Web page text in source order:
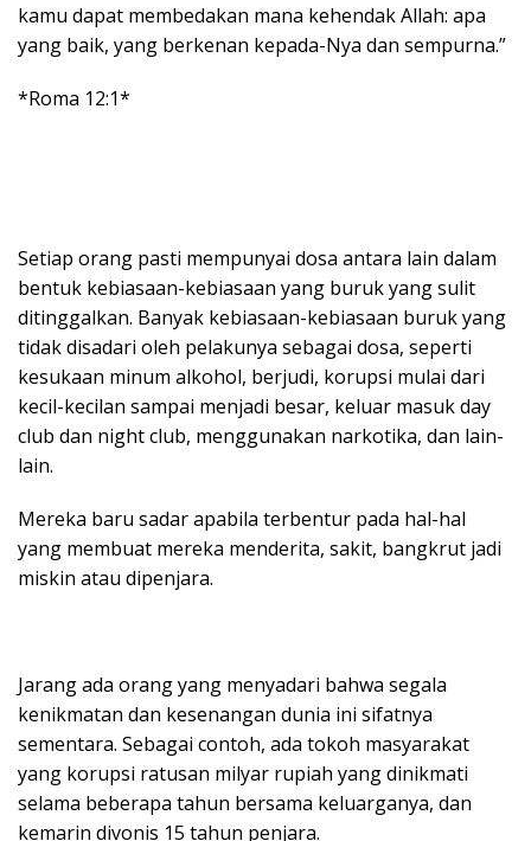
kamu dapat membedakan mana kehendak Allah: apa
yang baik, yang berkenan kepada-Nya dan sempurna.”
*Roma 12:1*
Setiap orang pasti mempunyai dosa antara lain dalam
bentuk kebiasaan-kebiasaan yang buruk yang sulit
ditinggalkan. Banyak kebiasaan-kebiasaan buruk yang
tidak disadari oleh pelakunya sebagai dosa, seperti
kesukaan minum alkohol, berjudi, korupsi mulai dari
kecil-kecilan sampai menjadi besar, keluar masuk day
club dan night club, menggunakan narkotika, dan lain-
lain.
Mereka baru sadar apabila terbentur pada hal-hal
yang membuat mereka menderita, sakit, bangkrut jadi
miskin atau dipenjara.
Jarang ada orang yang menyadari bahwa segala
kenikmatan dan kesenangan dunia ini sifatnya
sementara. Sebagai contoh, ada tokoh masyarakat
yang korupsi ratusan milyar rupiah yang dinikmati
selama beberapa tahun bersama keluarganya, dan
kemarin divonis 15 tahun penjara.